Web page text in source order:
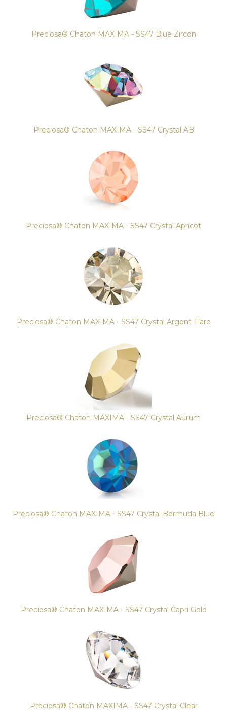
Preciosa® Chaton MAXIMA - SS47 Blue Zircon
Preciosa® Chaton MAXIMA - SS47 Crystal AB
Preciosa® Chaton MAXIMA - SS47 Crystal Apricot
Preciosa® Chaton MAXIMA - SS47 Crystal Argent Flare
Preciosa® Chaton MAXIMA - SS47 Crystal Aurum
Preciosa® Chaton MAXIMA - SS47 Crystal Bermuda Blue
Preciosa® Chaton MAXIMA - SS47 Crystal Capri Gold
Preciosa® Chaton MAXIMA - SS47 Crystal Clear